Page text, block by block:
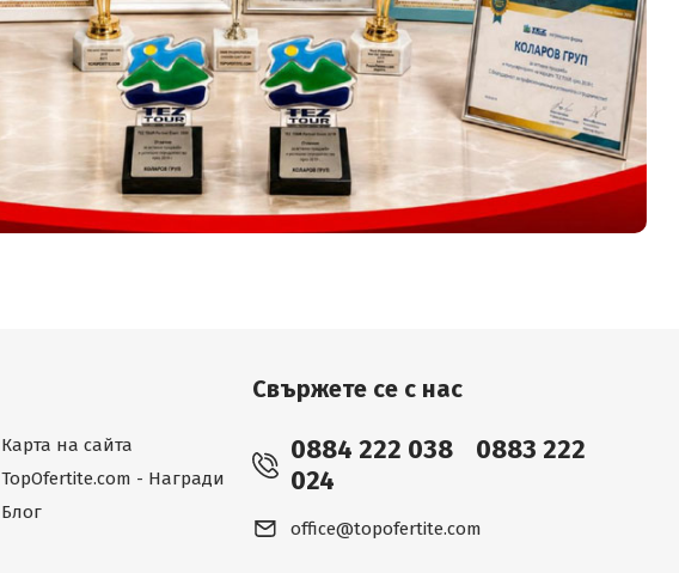
Карта на сайта
TopOfertite.com - Награди
Блог
Свържете се с нас
0884 222 038
0883 222
024
office@topofertite.com